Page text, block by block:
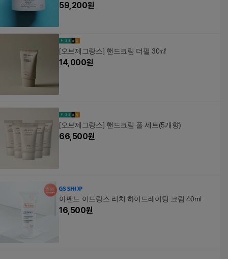
0)
59,200원
[오브제그랑스] 핸드크림 더펄 30㎖
14,000원
[오브제그랑스] 핸드크림 풀 세트(5개향)
66,500원
아벤느 이드랑스 리치 하이드레이팅 크림 40ml
16,500원